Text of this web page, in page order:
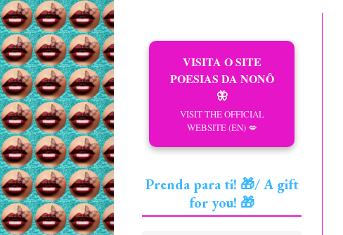
VISITA O SITE
POESIAS DA NONÔ
🦋
VISIT THE OFFICIAL
WEBSITE (EN) 💋
Prenda para ti! 🎁/ A gift
for you! 🎁